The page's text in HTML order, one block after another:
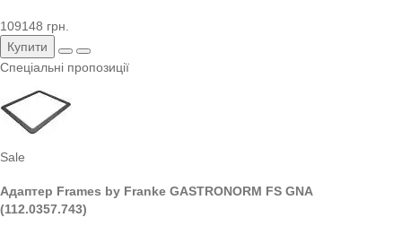
109148 грн.
Купити
Спеціальні пропозиції
Sale
Адаптер Frames by Franke GASTRONORM FS GNA
(112.0357.743)